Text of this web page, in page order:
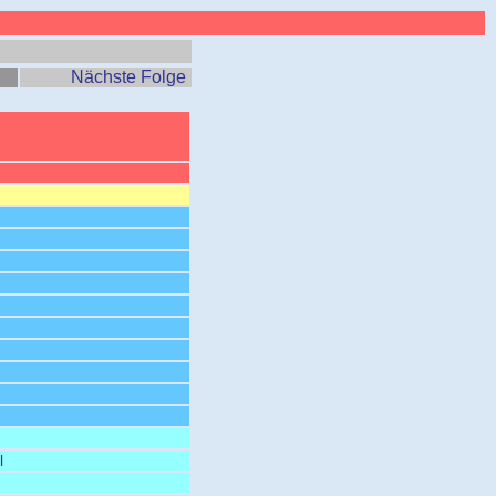
Nächste Folge